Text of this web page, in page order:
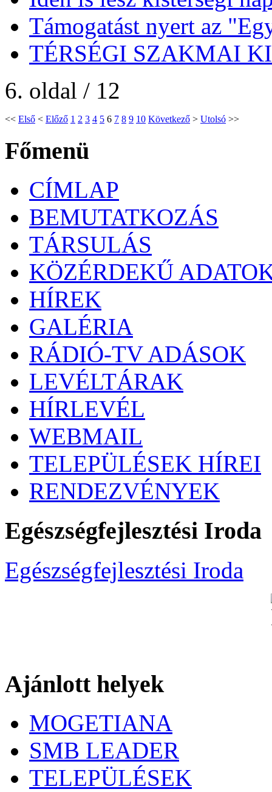
Támogatást nyert az
TÉRSÉGI SZAKMAI
6. oldal / 12
<< Első < Előző 1 2 3 4 5 6 7 8 9 10 Következő > Utolsó >>
Főmenü
CÍMLAP
BEMUTATKOZÁS
TÁRSULÁS
KÖZÉRDEKŰ
HÍREK
GALÉRIA
RÁDIÓ-TV ADÁSOK
LEVÉLTÁRAK
HÍRLEVÉL
WEBMAIL
TELEPÜLÉSEK HÍREI
RENDEZVÉNYEK
Egészségfejlesztési Iroda
Egészségfejlesztési Iroda
Ajánlott helyek
MOGETIANA
SMB LEADER
TELEPÜLÉSEK